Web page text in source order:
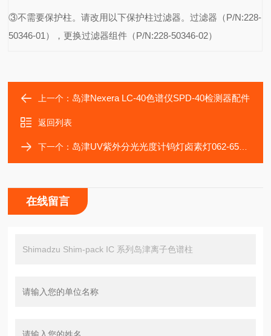
③不需要保护柱。请改用以下保护柱过滤器。过滤器（P/N:228-
50346-01），更换过滤器组件（P/N:228-50346-02）
上一个： 岛津Nexera LC-40色谱仪SPD-40检测器配件
返回列表
下一个： 岛津UV紫外分光光度计钨灯卤素灯062-65005
在线留言